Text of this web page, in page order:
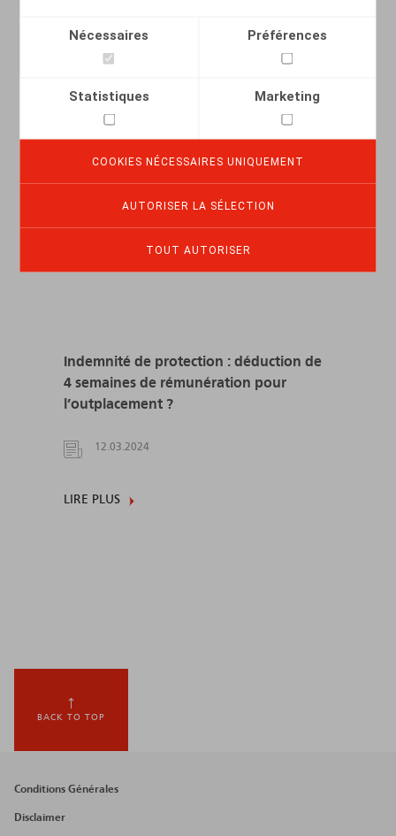
Nécessaires Préférences
Statistiques Marketing
COOKIES NÉCESSAIRES UNIQUEMENT
AUTORISER LA SÉLECTION
TOUT AUTORISER
LIRE PLUS
Indemnité de protection : déduction de
4 semaines de rémunération pour
l’outplacement ?
12.03.2024
LIRE PLUS
BACK TO TOP
Footer
menu
Conditions Générales
Disclaimer